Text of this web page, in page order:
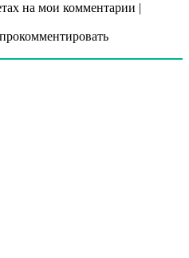
на мои комментарии |